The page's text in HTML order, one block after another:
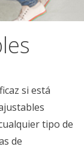
si está
tipo de
de